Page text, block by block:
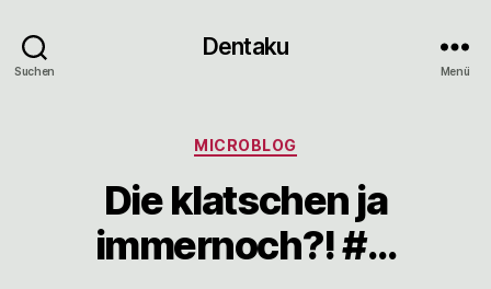
Suchen
Dentaku
Menü
Kategorien
MICROBLOG
Die klatschen ja
immernoch?! #…